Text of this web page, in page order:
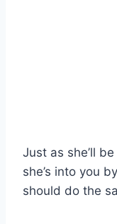
Just as she’ll
she’s into you
should do the